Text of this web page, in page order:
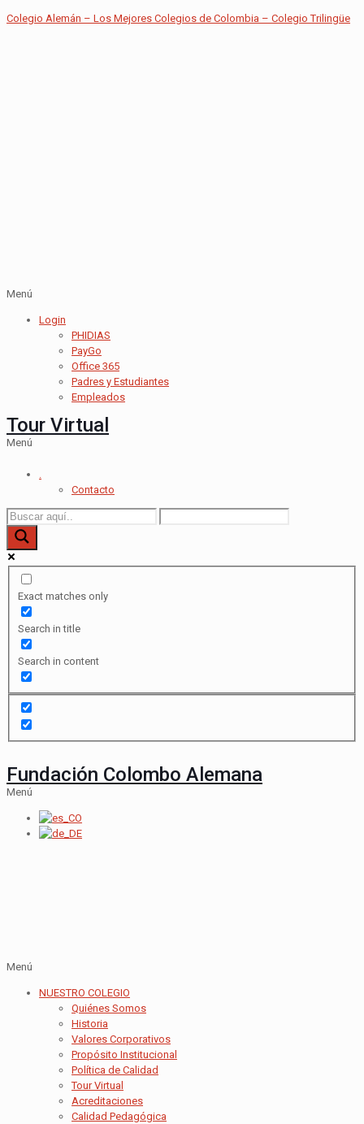
Colegio Alemán – Los Mejores Colegios de Colombia – Colegio Trilingüe
Menú
Login
PHIDIAS
PayGo
Office 365
Padres y Estudiantes
Empleados
Tour Virtual
Menú
.
Contacto
Exact matches only
Search in title
Search in content
Fundación Colombo Alemana
Menú
Menú
NUESTRO COLEGIO
Quiénes Somos
Historia
Valores Corporativos
Propósito Institucional
Política de Calidad
Tour Virtual
Acreditaciones
Calidad Pedagógica